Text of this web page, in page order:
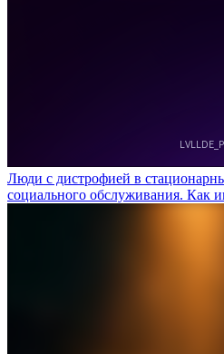
Люди с дистрофией в
социального обслуживания. Как